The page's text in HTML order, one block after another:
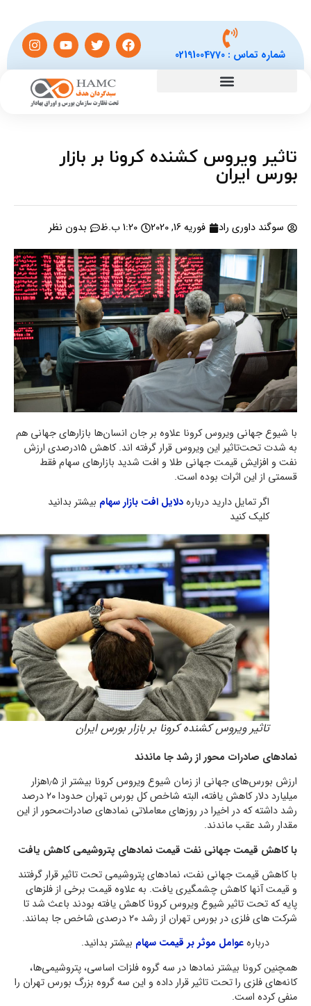
شماره تماس :02191004770
تاثیر ویروس کشنده کرونا بر بازار
بورس ایران
سوگند داوری راد فوریه 16, 2020 1:20 ب.ظ بدون نظر
با شیوع جهانی ویروس کرونا علاوه بر جان انسان‌ها بازارهای جهانی هم
به شدت تحت‌تاثیر این ویروس قرار گرفته اند. کاهش ۱۵درصدی ارزش
نفت و افزایش قیمت جهانی طلا و افت شدید بازارهای سهام فقط
قسمتی از این اثرات بوده است.
اگر تمایل دارید دربارهدلایل افت بازار سهامبیشتر بدانید
کلیک کنید
تاثیر ویروس کشنده کرونا بر بازار بورس ایران
نمادهای صادرات محور از رشد جا ماندند
ارزش بورس‌های جهانی از زمان شیوع ویروس کرونا بیشتر از ۱٫۵هزار
میلیارد دلار کاهش یافته، البته شاخص کل بورس تهران حدودا ۲۰ درصد
رشد داشته که در اخیرا در روزهای معاملاتی نمادهای صادرات‌محور از این
مقدار رشد عقب ماندند.
با کاهش قیمت جهانی نفت قیمت نمادهای پتروشیمی کاهش یافت
با کاهش قیمت جهانی نفت، نمادهای پتروشیمی تحت تاثیر قرار گرفتند
و قیمت آنها کاهش چشمگیری یافت. به علاوه قیمت برخی از فلزهای
پایه که تحت تاثیر شیوع ویروس کرونا کاهش یافته بودند باعث شد تا
شرکت های فلزی در بورس تهران از رشد ۲۰ درصدی شاخص جا بمانند.
دربارهعوامل موثر بر قیمت سهامبیشتر بدانید.
همچنین کرونا بیشتر نمادها در سه گروه فلزات اساسی، پتروشیمی‌ها،
کانه‌های فلزی را تحت تاثیر قرار داده و این سه گروه بزرگ بورس تهران را
منفی کرده است.